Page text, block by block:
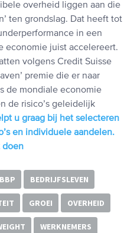
overheid liggen aan die
ten grondslag. Dat heeft tot
in een
economie juist accelereert.
volgens Credit Suisse
premie die er naar
de mondiale economie
de risico’s geleidelijk
u graag bij het selecteren
en individuele aandelen.
doen
BBP BEDRIJFSLEVEN
GROEI OVERHEID
WERKNEMERS